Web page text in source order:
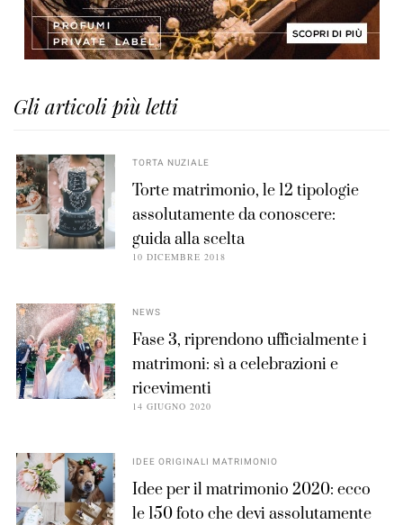
Gli articoli più letti
TORTA NUZIALE
Torte matrimonio, le 12 tipologie
assolutamente da conoscere:
guida alla scelta
10 DICEMBRE 2018
NEWS
Fase 3, riprendono ufficialmente i
matrimoni: sì a celebrazioni e
ricevimenti
14 GIUGNO 2020
IDEE ORIGINALI MATRIMONIO
Idee per il matrimonio 2020: ecco
le 150 foto che devi assolutamente